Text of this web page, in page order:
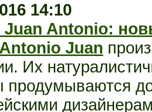
14:10
Juan Antonio:
Antonio Juan
Их
продумываются